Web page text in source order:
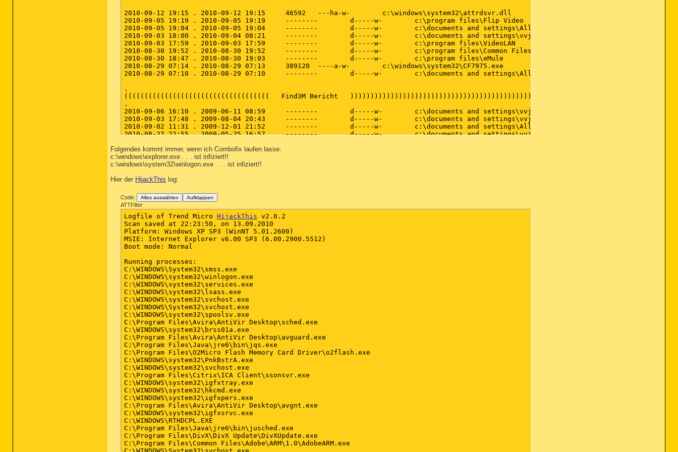
Folgendes kommt immer, wenn ich Combofix laufen lasse:
c:\windows\explorer.exe . . . ist infiziert!!
c:\windows\system32\winlogon.exe . . . ist infiziert!!
Hier der HijackThis log:
Code: Alles auswählen Aufklappen
ATTFilter
Logfile of Trend Micro HijackThis v2.0.2
Scan saved at 22:23:50, on 13.09.2010
Platform: Windows XP SP3 (WinNT 5.01.2600)
MSIE: Internet Explorer v6.00 SP3 (6.00.2900.5512)
Boot mode: Normal
Running processes:
C:\WINDOWS\System32\smss.exe
C:\WINDOWS\system32\winlogon.exe
C:\WINDOWS\system32\services.exe
C:\WINDOWS\system32\lsass.exe
C:\WINDOWS\system32\svchost.exe
C:\WINDOWS\System32\svchost.exe
C:\WINDOWS\system32\spoolsv.exe
C:\Program Files\Avira\AntiVir Desktop\sched.exe
C:\WINDOWS\system32\brss01a.exe
C:\Program Files\Avira\AntiVir Desktop\avguard.exe
C:\Program Files\Java\jre6\bin\jqs.exe
C:\Program Files\O2Micro Flash Memory Card Driver\o2flash.exe
C:\WINDOWS\system32\PnkBstrA.exe
C:\WINDOWS\system32\svchost.exe
C:\Program Files\Citrix\ICA Client\ssonsvr.exe
C:\WINDOWS\system32\igfxtray.exe
C:\WINDOWS\system32\hkcmd.exe
C:\WINDOWS\system32\igfxpers.exe
C:\Program Files\Avira\AntiVir Desktop\avgnt.exe
C:\WINDOWS\system32\igfxsrvc.exe
C:\WINDOWS\RTHDCPL.EXE
C:\Program Files\Java\jre6\bin\jusched.exe
C:\Program Files\DivX\DivX Update\DivXUpdate.exe
C:\Program Files\Common Files\Adobe\ARM\1.0\AdobeARM.exe